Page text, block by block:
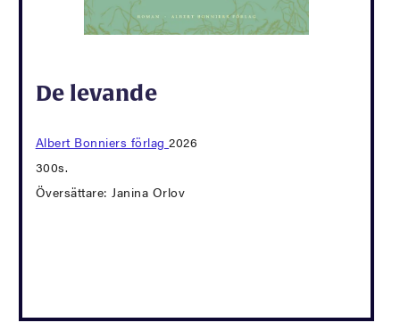
De levande
Albert Bonniers förlag2026
300s.
Översättare: Janina Orlov